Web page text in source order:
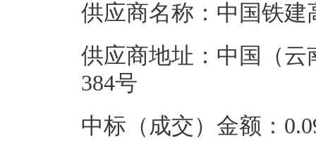
供应商名称：中国铁
供应商地址：中国（
384号
中标（成交）金额：